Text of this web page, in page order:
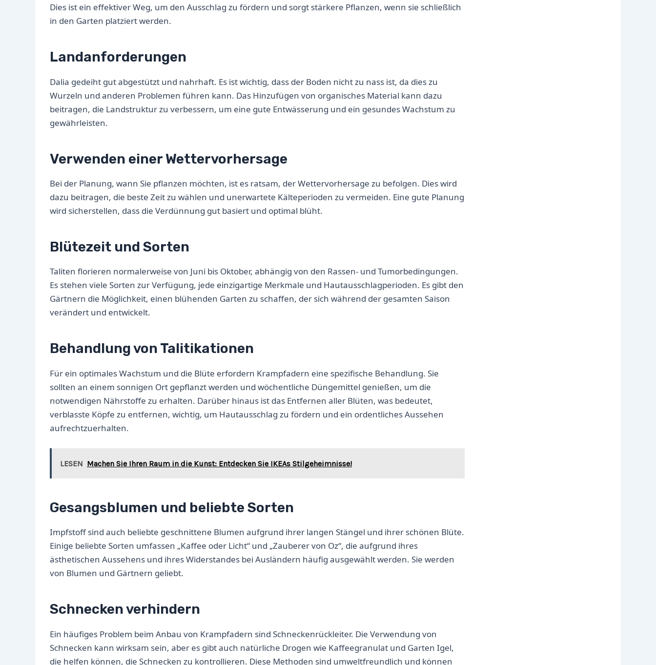
Dies ist ein effektiver Weg, um den Ausschlag zu fördern und sorgt stärkere Pflanzen, wenn sie schließlich
in den Garten platziert werden.
Landanforderungen
Dalia gedeiht gut abgestützt und nahrhaft. Es ist wichtig, dass der Boden nicht zu nass ist, da dies zu
Wurzeln und anderen Problemen führen kann. Das Hinzufügen von organisches Material kann dazu
beitragen, die Landstruktur zu verbessern, um eine gute Entwässerung und ein gesundes Wachstum zu
gewährleisten.
Verwenden einer Wettervorhersage
Bei der Planung, wann Sie pflanzen möchten, ist es ratsam, der Wettervorhersage zu befolgen. Dies wird
dazu beitragen, die beste Zeit zu wählen und unerwartete Kälteperioden zu vermeiden. Eine gute Planung
wird sicherstellen, dass die Verdünnung gut basiert und optimal blüht.
Blütezeit und Sorten
Taliten florieren normalerweise von Juni bis Oktober, abhängig von den Rassen- und Tumorbedingungen.
Es stehen viele Sorten zur Verfügung, jede einzigartige Merkmale und Hautausschlagperioden. Es gibt den
Gärtnern die Möglichkeit, einen blühenden Garten zu schaffen, der sich während der gesamten Saison
verändert und entwickelt.
Behandlung von Talitikationen
Für ein optimales Wachstum und die Blüte erfordern Krampfadern eine spezifische Behandlung. Sie
sollten an einem sonnigen Ort gepflanzt werden und wöchentliche Düngemittel genießen, um die
notwendigen Nährstoffe zu erhalten. Darüber hinaus ist das Entfernen aller Blüten, was bedeutet,
verblasste Köpfe zu entfernen, wichtig, um Hautausschlag zu fördern und ein ordentliches Aussehen
aufrechtzuerhalten.
LESEN Machen Sie Ihren Raum in die Kunst: Entdecken Sie IKEAs Stilgeheimnisse!
Gesangsblumen und beliebte Sorten
Impfstoff sind auch beliebte geschnittene Blumen aufgrund ihrer langen Stängel und ihrer schönen Blüte.
Einige beliebte Sorten umfassen „Kaffee oder Licht“ und „Zauberer von Oz“, die aufgrund ihres
ästhetischen Aussehens und ihres Widerstandes bei Ausländern häufig ausgewählt werden. Sie werden
von Blumen und Gärtnern geliebt.
Schnecken verhindern
Ein häufiges Problem beim Anbau von Krampfadern sind Schneckenrückleiter. Die Verwendung von
Schnecken kann wirksam sein, aber es gibt auch natürliche Drogen wie Kaffeegranulat und Garten Igel,
die helfen können, die Schnecken zu kontrollieren. Diese Methoden sind umweltfreundlich und können